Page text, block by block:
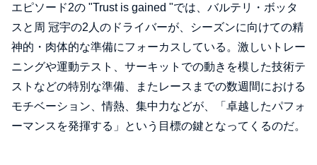
エピソード2の "Trust is gained "では、バルテリ・ボッタ
スと周 冠宇の2人のドライバーが、シーズンに向けての精
神的・肉体的な準備にフォーカスしている。激しいトレー
ニングや運動テスト、サーキットでの動きを模した技術テ
ストなどの特別な準備、またレースまでの数週間における
モチベーション、情熱、集中力などが、「卓越したパフォ
ーマンスを発揮する」という目標の鍵となってくるのだ。